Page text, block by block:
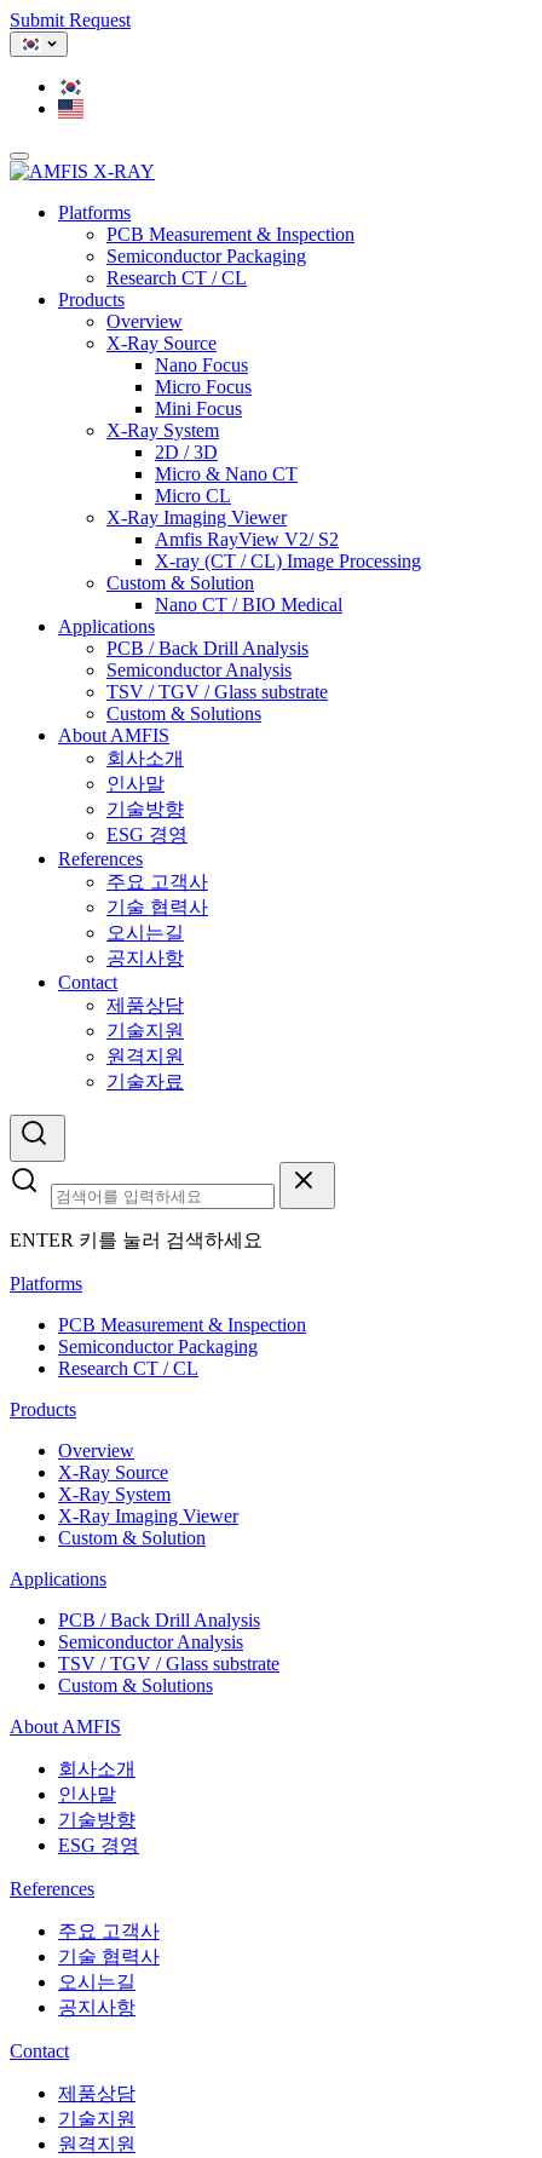
Submit Request
Platforms
PCB Measurement & Inspection
Semiconductor Packaging
Research CT / CL
Products
Overview
X-Ray Source
Nano Focus
Micro Focus
Mini Focus
X-Ray System
2D / 3D
Micro & Nano CT
Micro CL
X-Ray Imaging Viewer
Amfis RayView V2/ S2
X-ray (CT / CL) Image Processing
Custom & Solution
Nano CT / BIO Medical
Applications
PCB / Back Drill Analysis
Semiconductor Analysis
TSV / TGV / Glass substrate
Custom & Solutions
About AMFIS
회사소개
인사말
기술방향
ESG 경영
References
주요 고객사
기술 협력사
오시는길
공지사항
Contact
제품상담
기술지원
원격지원
기술자료
ENTER 키를 눌러 검색하세요
Platforms
PCB Measurement & Inspection
Semiconductor Packaging
Research CT / CL
Products
Overview
X-Ray Source
X-Ray System
X-Ray Imaging Viewer
Custom & Solution
Applications
PCB / Back Drill Analysis
Semiconductor Analysis
TSV / TGV / Glass substrate
Custom & Solutions
About AMFIS
회사소개
인사말
기술방향
ESG 경영
References
주요 고객사
기술 협력사
오시는길
공지사항
Contact
제품상담
기술지원
원격지원